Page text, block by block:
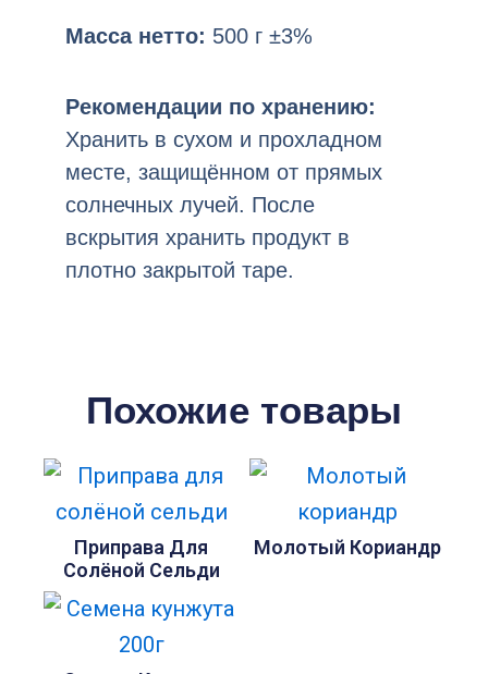
Масса нетто: 500 г ±3%
Рекомендации по хранению:
Хранить в сухом и прохладном
месте, защищённом от прямых
солнечных лучей. После
вскрытия хранить продукт в
плотно закрытой таре.
Похожие товары
Приправа Для
Солёной Сельди
Молотый Кориандр